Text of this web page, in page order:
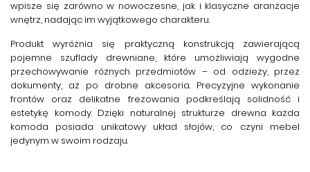
wpisze się zarówno w nowoczesne, jak i klasyczne aranżacje
wnętrz, nadając im wyjątkowego charakteru.
Produkt wyróżnia się praktyczną konstrukcją zawierającą
pojemne szuflady drewniane, które umożliwiają wygodne
przechowywanie różnych przedmiotów – od odzieży, przez
dokumenty, aż po drobne akcesoria. Precyzyjne wykonanie
frontów oraz delikatne frezowania podkreślają solidność i
estetykę komody. Dzięki naturalnej strukturze drewna każda
komoda posiada unikatowy układ słojów, co czyni mebel
jedynym w swoim rodzaju.